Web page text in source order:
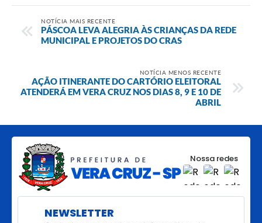
NOTÍCIA MAIS RECENTE
PÁSCOA LEVA ALEGRIA ÀS CRIANÇAS DA REDE
MUNICIPAL E PROJETOS DO CRAS
NOTÍCIA MENOS RECENTE
AÇÃO ITINERANTE DO CARTÓRIO ELEITORAL
ATENDERÁ EM VERA CRUZ NOS DIAS 8, 9 E 10 DE
ABRIL
Nossa redes
NEWSLETTER